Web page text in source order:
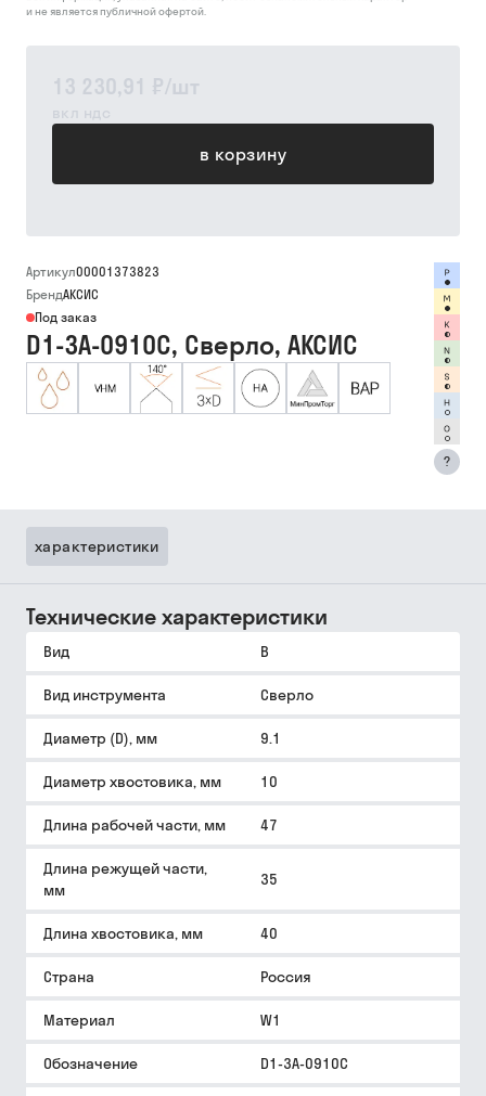
13 230,91 ₽/шт
вкл ндс
в корзину
и не является публичной офертой.
Артикул00001373823
БрендАКСИС
Под заказ
D1-3A-0910C, Сверло, АКСИС
?
характеристики
Технические характеристики
Вид B
Вид инструмента Сверло
Диаметр (D), мм 9.1
Диаметр хвостовика, мм 10
Длина рабочей части, мм 47
Длина режущей части,
мм
35
Длина хвостовика, мм 40
Страна Россия
Материал W1
Обозначение D1-3A-0910C